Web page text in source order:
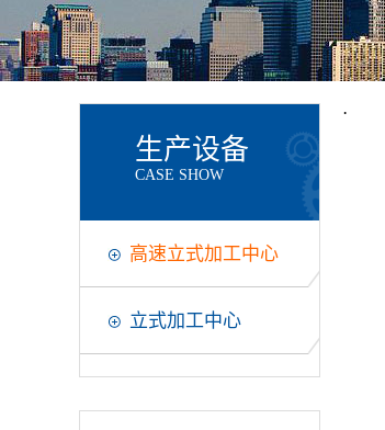
·
生产设备
CASE SHOW
高速立式加工中心
立式加工中心